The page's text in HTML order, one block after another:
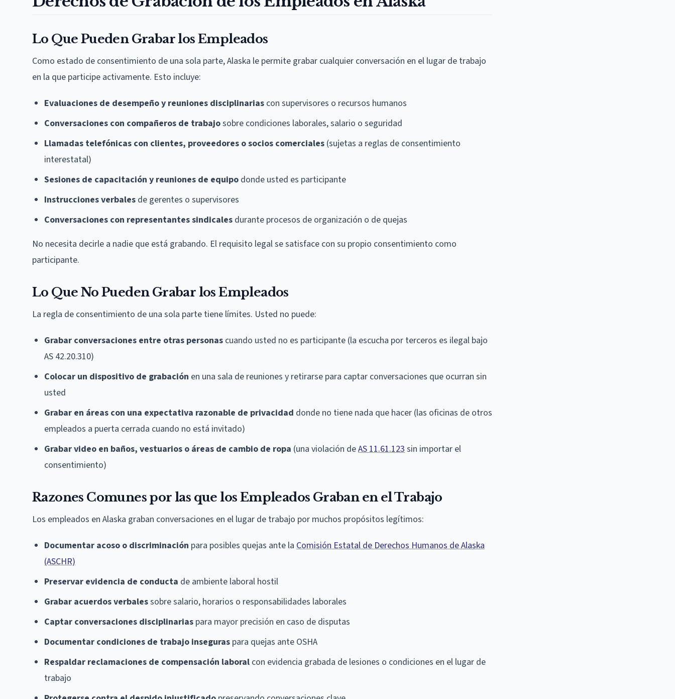
Lo Que Pueden Grabar los Empleados
Como estado de consentimiento de una sola parte, Alaska le permite grabar cualquier conversación en el lugar de trabajo
en la que participe activamente. Esto incluye:
Evaluaciones de desempeño y reuniones disciplinarias con supervisores o recursos humanos
Conversaciones con compañeros de trabajosobre condiciones laborales, salario o seguridad
Llamadas telefónicas con clientes, proveedores o socios comerciales (sujetas a reglas de consentimiento
interestatal)
Sesiones de capacitación y reuniones de equipo donde usted es participante
Instrucciones verbales de gerentes o supervisores
Conversaciones con representantes sindicales durante procesos de organización o de quejas
No necesita decirle a nadie que está grabando. El requisito legal se satisface con su propio consentimiento como
participante.
Lo Que No Pueden Grabar los Empleados
La regla de consentimiento de una sola parte tiene límites. Usted no puede:
Grabar conversaciones entre otras personas cuando usted no es participante (la escucha por terceros es ilegal bajo
AS 42.20.310)
Colocar un dispositivo de grabación en una sala de reuniones y retirarse para captar conversaciones que ocurran sin
usted
Grabar en áreas con una expectativa razonable de privacidad donde no tiene nada que hacer (las oficinas de otros
empleados a puerta cerrada cuando no está invitado)
Grabar video en baños, vestuarios o áreas de cambio de ropa (una violación deAS 11.61.123 sin importar el
consentimiento)
Razones Comunes por las que los Empleados Graban en el Trabajo
Los empleados en Alaska graban conversaciones en el lugar de trabajo por muchos propósitos legítimos:
Documentar acoso o discriminación para posibles quejas ante la Comisión Estatal de Derechos Humanos de Alaska
(ASCHR)
Preservar evidencia de conducta de ambiente laboral hostil
Grabar acuerdos verbalessobre salario, horarios o responsabilidades laborales
Captar conversaciones disciplinarias para mayor precisión en caso de disputas
Documentar condiciones de trabajo inseguras para quejas ante OSHA
Respaldar reclamaciones de compensación laboral con evidencia grabada de lesiones o condiciones en el lugar de
trabajo